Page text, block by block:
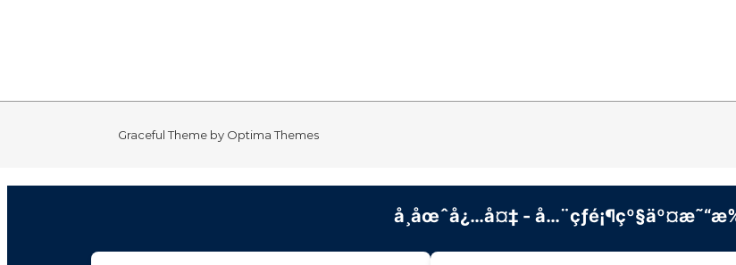
Graceful Theme by Optima Themes